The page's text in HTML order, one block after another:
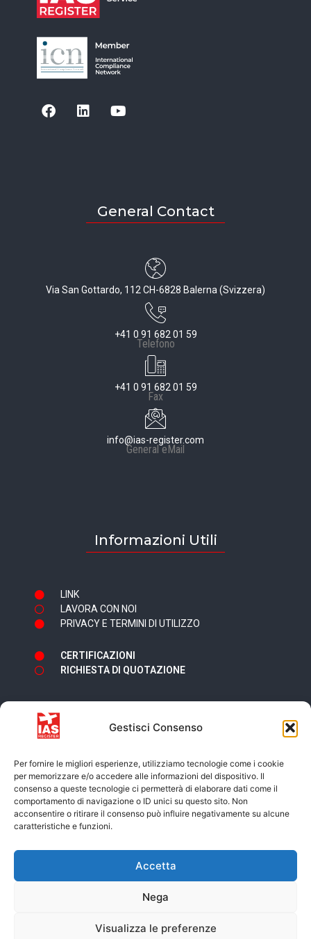
Gestisci Consenso
Per fornire le migliori esperienze, utilizziamo tecnologie come i cookie
per memorizzare e/o accedere alle informazioni del dispositivo. Il
consenso a queste tecnologie ci permetterà di elaborare dati come il
comportamento di navigazione o ID unici su questo sito. Non
acconsentire o ritirare il consenso può influire negativamente su alcune
caratteristiche e funzioni.
Accetta
Nega
Visualizza le preferenze
General Contact
Via San Gottardo, 112 CH-6828 Balerna (Svizzera)
+41 0 91 682 01 59
Telefono
+41 0 91 682 01 59
Fax
info@ias-register.com
General eMail
Informazioni Utili
LINK
LAVORA CON NOI
PRIVACY E TERMINI DI UTILIZZO
CERTIFICAZIONI
RICHIESTA DI QUOTAZIONE
Newsletter
ISCRIVITI